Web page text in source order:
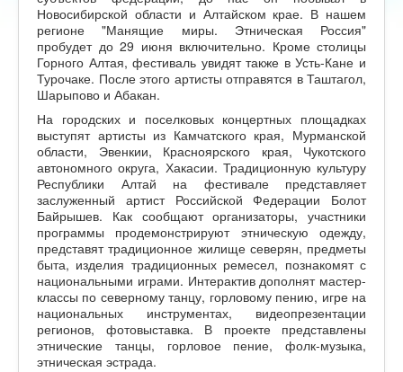
Новосибирской области и Алтайском крае. В нашем
регионе "Манящие миры. Этническая Россия"
пробудет до 29 июня включительно. Кроме столицы
Горного Алтая, фестиваль увидят также в Усть-Кане и
Турочаке. После этого артисты отправятся в Таштагол,
Шарыпово и Абакан.
На городских и поселковых концертных площадках
выступят артисты из Камчатского края, Мурманской
области, Эвенкии, Красноярского края, Чукотского
автономного округа, Хакасии. Традиционную культуру
Республики Алтай на фестивале представляет
заслуженный артист Российской Федерации Болот
Байрышев. Как сообщают организаторы, участники
программы продемонстрируют этническую одежду,
представят традиционное жилище северян, предметы
быта, изделия традиционных ремесел, познакомят с
национальными играми. Интерактив дополнят мастер-
классы по северному танцу, горловому пению, игре на
национальных инструментах, видеопрезентации
регионов, фотовыставка. В проекте представлены
этнические танцы, горловое пение, фолк-музыка,
этническая эстрада.